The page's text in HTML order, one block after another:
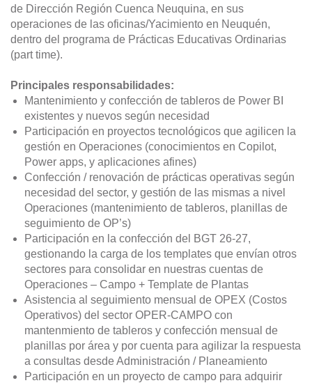
de Dirección Región Cuenca Neuquina, en sus
operaciones de las oficinas/Yacimiento en Neuquén,
dentro del programa de Prácticas Educativas Ordinarias
(part time).
Principales responsabilidades:
Mantenimiento y confección de tableros de Power BI
existentes y nuevos según necesidad
Participación en proyectos tecnológicos que agilicen la
gestión en Operaciones (conocimientos en Copilot,
Power apps, y aplicaciones afines)
Confección / renovación de prácticas operativas según
necesidad del sector, y gestión de las mismas a nivel
Operaciones (mantenimiento de tableros, planillas de
seguimiento de OP’s)
Participación en la confección del BGT 26-27,
gestionando la carga de los templates que envían otros
sectores para consolidar en nuestras cuentas de
Operaciones – Campo + Template de Plantas
Asistencia al seguimiento mensual de OPEX (Costos
Operativos) del sector OPER-CAMPO con
mantenmiento de tableros y confección mensual de
planillas por área y por cuenta para agilizar la respuesta
a consultas desde Administración / Planeamiento
Participación en un proyecto de campo para adquirir